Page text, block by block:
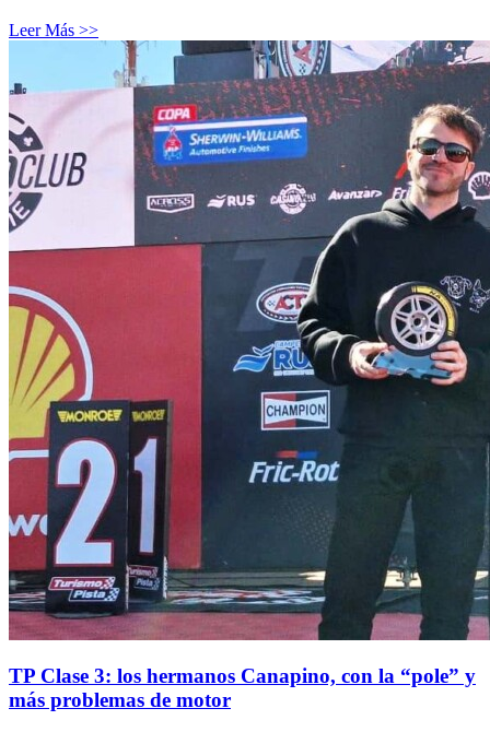
Leer Más >>
TP Clase 3: los hermanos Canapino, con la “pole” y
más problemas de motor